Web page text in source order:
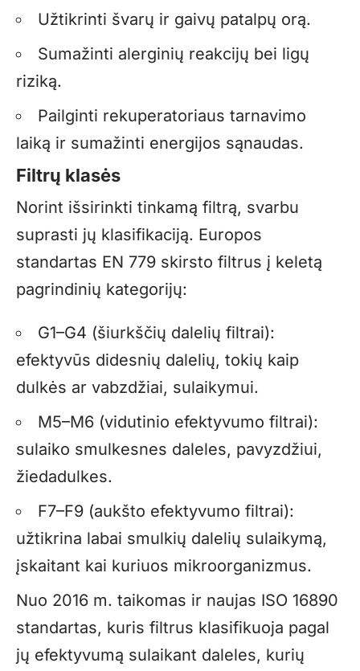
Užtikrinti švarų ir gaivų patalpų orą.
Sumažinti alerginių reakcijų bei ligų
riziką.
Pailginti rekuperatoriaus tarnavimo
laiką ir sumažinti energijos sąnaudas.
Filtrų klasės
Norint išsirinkti tinkamą filtrą, svarbu
suprasti jų klasifikaciją. Europos
standartas EN 779 skirsto filtrus į keletą
pagrindinių kategorijų:
G1–G4 (šiurkščių dalelių filtrai):
efektyvūs didesnių dalelių, tokių kaip
dulkės ar vabzdžiai, sulaikymui.
M5–M6 (vidutinio efektyvumo filtrai):
sulaiko smulkesnes daleles, pavyzdžiui,
žiedadulkes.
F7–F9 (aukšto efektyvumo filtrai):
užtikrina labai smulkių dalelių sulaikymą,
įskaitant kai kuriuos mikroorganizmus.
Nuo 2016 m. taikomas ir naujas ISO 16890
standartas, kuris filtrus klasifikuoja pagal
jų efektyvumą sulaikant daleles, kurių